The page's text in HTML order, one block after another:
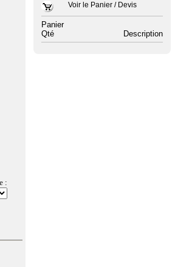
Voir le Panier / Devis
Panier
Qté
Description
: